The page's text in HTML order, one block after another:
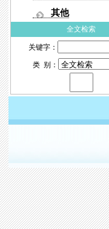
其他
全文检索
关键字：
类 别：